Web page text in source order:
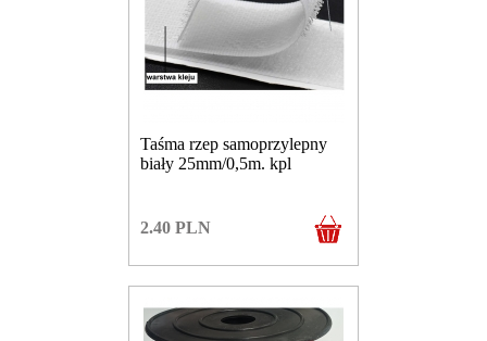
Taśma rzep samoprzylepny
biały 25mm/0,5m. kpl
2.40 PLN